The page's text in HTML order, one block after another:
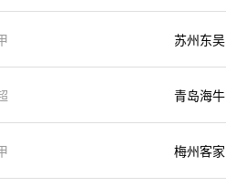
【国际友谊】 瑞典VS希腊
苏州东吴
青岛海牛
梅州客家